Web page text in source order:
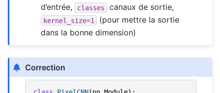
d’entrée,
classes canaux de sortie,
kernel_size=1
(pour mettre la sortie
dans la bonne dimension)
Correction